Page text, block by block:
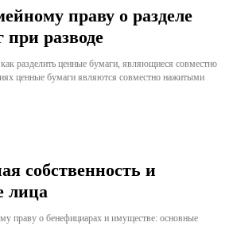
праву о разделе
разводе
разделить ценные бумаги, являющиеся совместно
ценные бумаги являются совместно нажитыми
собственность и
лица
праву о бенефициарах и имуществе: основные